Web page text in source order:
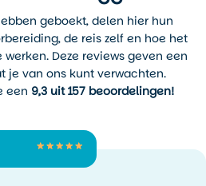
geboekt, delen hier hun
de reis zelf en hoe het
Deze reviews geven een
je van ons kunt verwachten.
een 9,3 uit 157 beoordelingen!